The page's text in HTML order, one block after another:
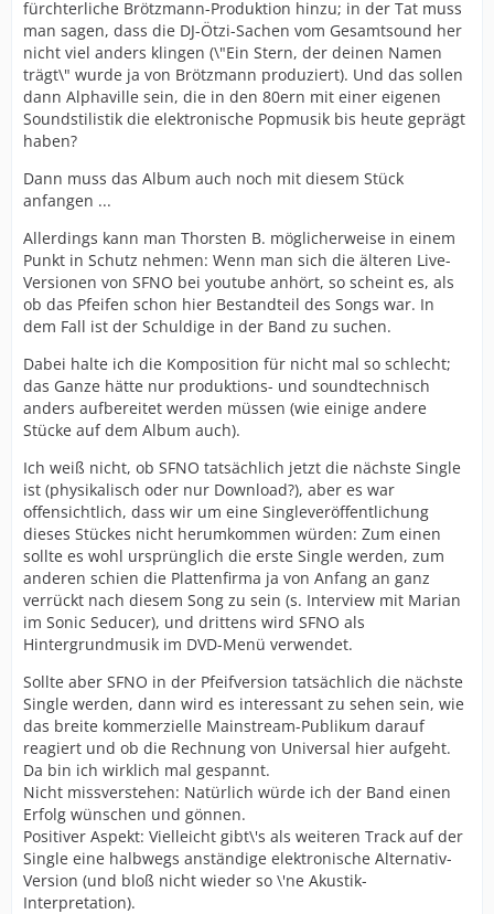
fürchterliche Brötzmann-Produktion hinzu; in der Tat muss
man sagen, dass die DJ-Ötzi-Sachen vom Gesamtsound her
nicht viel anders klingen (\"Ein Stern, der deinen Namen
trägt\" wurde ja von Brötzmann produziert). Und das sollen
dann Alphaville sein, die in den 80ern mit einer eigenen
Soundstilistik die elektronische Popmusik bis heute geprägt
haben?
Dann muss das Album auch noch mit diesem Stück
anfangen ...
Allerdings kann man Thorsten B. möglicherweise in einem
Punkt in Schutz nehmen: Wenn man sich die älteren Live-
Versionen von SFNO bei youtube anhört, so scheint es, als
ob das Pfeifen schon hier Bestandteil des Songs war. In
dem Fall ist der Schuldige in der Band zu suchen.
Dabei halte ich die Komposition für nicht mal so schlecht;
das Ganze hätte nur produktions- und soundtechnisch
anders aufbereitet werden müssen (wie einige andere
Stücke auf dem Album auch).
Ich weiß nicht, ob SFNO tatsächlich jetzt die nächste Single
ist (physikalisch oder nur Download?), aber es war
offensichtlich, dass wir um eine Singleveröffentlichung
dieses Stückes nicht herumkommen würden: Zum einen
sollte es wohl ursprünglich die erste Single werden, zum
anderen schien die Plattenfirma ja von Anfang an ganz
verrückt nach diesem Song zu sein (s. Interview mit Marian
im Sonic Seducer), und drittens wird SFNO als
Hintergrundmusik im DVD-Menü verwendet.
Sollte aber SFNO in der Pfeifversion tatsächlich die nächste
Single werden, dann wird es interessant zu sehen sein, wie
das breite kommerzielle Mainstream-Publikum darauf
reagiert und ob die Rechnung von Universal hier aufgeht.
Da bin ich wirklich mal gespannt.
Nicht missverstehen: Natürlich würde ich der Band einen
Erfolg wünschen und gönnen.
Positiver Aspekt: Vielleicht gibt\'s als weiteren Track auf der
Single eine halbwegs anständige elektronische Alternativ-
Version (und bloß nicht wieder so \'ne Akustik-
Interpretation).